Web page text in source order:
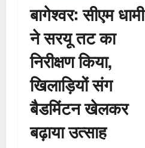
बागेश्वर: सीएम धामी
ने सरयू तट का
निरीक्षण किया,
खिलाड़ियों संग
बैडमिंटन खेलकर
बढ़ाया उत्साह